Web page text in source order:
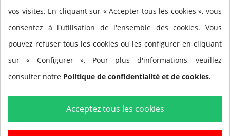
Twin Tec Set (Double Tank) 2 x Black Devil TEC 1st
Stage, 2 x Black Devil 2nd Stage, 1 x Scubaflex 210 cm
LP, 1 x Scubaflex 56 cm LP, 1 x Scubaforce SPG 300 , 1 x
Miflex 56 cm HP, 2 x Bolt Snap 90mm, 1 x Necklace, 1 x
Regulator Bag
vos visites. En cliquant sur « Accepter tous les cookies », vous
consentez à l'utilisation de l'ensemble des cookies. Vous
pouvez refuser tous les cookies ou les configurer en cliquant
sur « Configurer ». Pour plus d'informations, veuillez
consulter notre Politique de confidentialité et de cookies.
Acceptez tous les cookies